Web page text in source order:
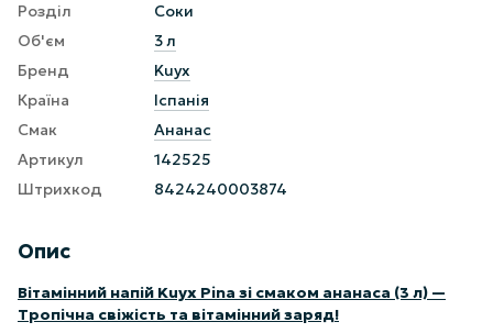
Розділ
Соки
Об'єм
3 л
Бренд
Kuyx
Країна
Іспанія
Смак
Ананас
Артикул
142525
Штрихкод
8424240003874
Опис
Вітамінний напій Kuyx Pina зі смаком ананаса (3 л) —
Тропічна свіжість та вітамінний заряд!